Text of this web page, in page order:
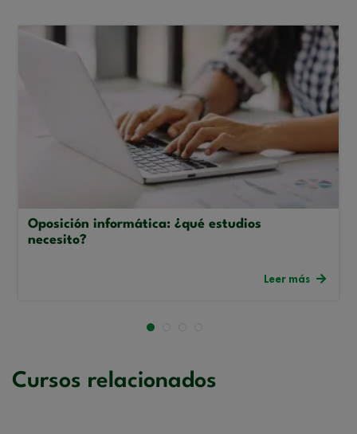
Oposición informática: ¿qué estudios
necesito?
Leer más
Cursos relacionados